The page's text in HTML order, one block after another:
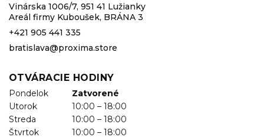
Vinárska 1006/7, 951 41 Lužianky
Areál firmy Kuboušek, BRÁNA 3
+421 905 441 335
bratislava@proxima.store
OTVÁRACIE HODINY
Pondelok
Zatvorené
Utorok
10:00 – 18:00
Streda
10:00 – 18:00
Štvrtok
10:00 – 18:00